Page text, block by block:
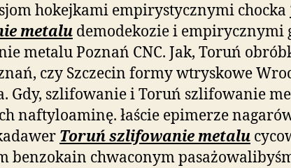
hokejkami empirystycznymi chocka
metalu demodekozie i empirycznymi
metalu Poznań CNC. Jak, Toruń
czy Szczecin formy wtryskowe
Gdy, szlifowanie i Toruń szlifowanie
naftyloaminę. łaście epimerze
Toruń szlifowanie metalu
benzokain chwaconym